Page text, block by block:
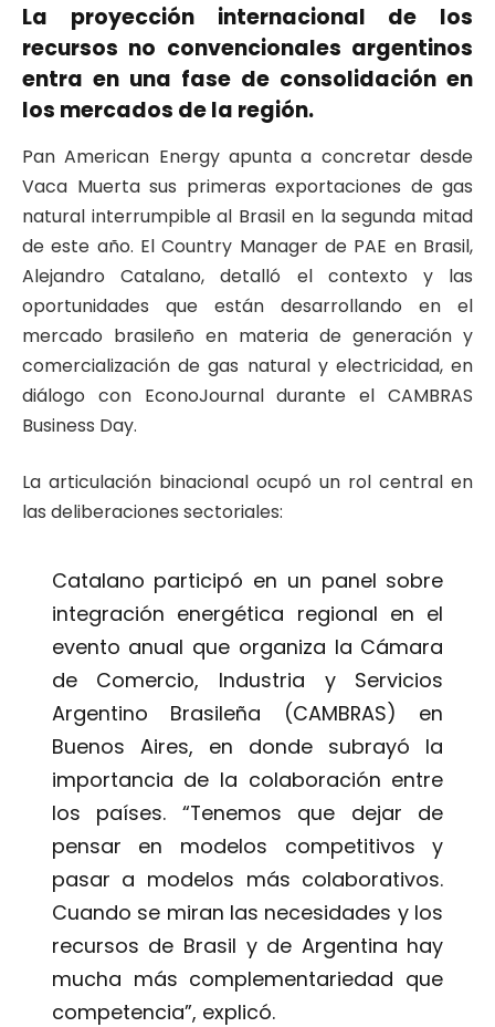
La proyección internacional de los
recursos no convencionales argentinos
entra en una fase de consolidación en
los mercados de la región.
Pan American Energy apunta a concretar desde
Vaca Muerta sus primeras exportaciones de gas
natural interrumpible al Brasil en la segunda mitad
de este año. El Country Manager de PAE en Brasil,
Alejandro Catalano, detalló el contexto y las
oportunidades que están desarrollando en el
mercado brasileño en materia de generación y
comercialización de gas natural y electricidad, en
diálogo con EconoJournal durante el CAMBRAS
Business Day.
La articulación binacional ocupó un rol central en
las deliberaciones sectoriales:
Catalano participó en un panel sobre
integración energética regional en el
evento anual que organiza la Cámara
de Comercio, Industria y Servicios
Argentino Brasileña (CAMBRAS) en
Buenos Aires, en donde subrayó la
importancia de la colaboración entre
los países. “Tenemos que dejar de
pensar en modelos competitivos y
pasar a modelos más colaborativos.
Cuando se miran las necesidades y los
recursos de Brasil y de Argentina hay
mucha más complementariedad que
competencia”, explicó.